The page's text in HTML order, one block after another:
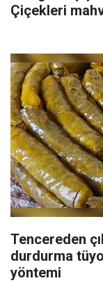
Çiçekleri
Tencereden
durdurma
yöntemi